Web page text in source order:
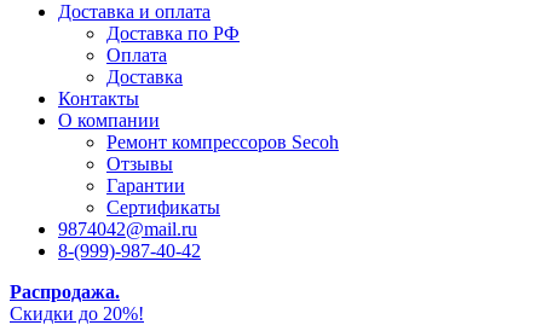
Доставка и оплата
Доставка по РФ
Оплата
Доставка
Контакты
О компании
Ремонт компрессоров Secoh
Отзывы
Гарантии
Сертификаты
9874042@mail.ru
8-(999)-987-40-42
Распродажа.
Скидки до 20%!